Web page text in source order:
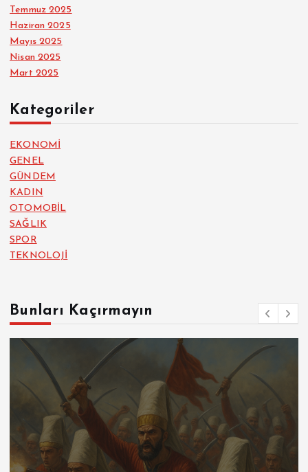
Temmuz 2025
Haziran 2025
Mayıs 2025
Nisan 2025
Mart 2025
Kategoriler
EKONOMİ
GENEL
GÜNDEM
KADIN
OTOMOBİL
SAĞLIK
SPOR
TEKNOLOJİ
Bunları Kaçırmayın